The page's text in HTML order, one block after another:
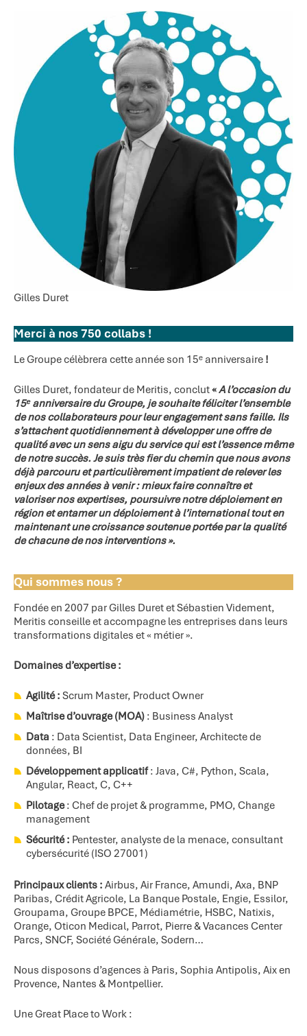
Gilles Duret
Merci à nos 750 collabs !
Le Groupe célèbrera cette année son 15ᵉ anniversaire !
Gilles Duret, fondateur de Meritis, conclut«A l’occasion du
15ᵉ anniversaire du Groupe, je souhaite féliciter l’ensemble
de nos collaborateurs pour leur engagement sans faille. Ils
s’attachent quotidiennement à développer une offre de
qualité avec un sens aigu du service qui est l’essence même
de notre succès. Je suis très fier du chemin que nous avons
déjà parcouru et particulièrement impatient de relever les
enjeux des années à venir : mieux faire connaître et
valoriser nos expertises, poursuivre notre déploiement en
région et entamer un déploiement à l’international tout en
maintenant une croissance soutenue portée par la qualité
de chacune de nos interventions ».
Qui sommes nous ?
Fondée en 2007 par Gilles Duret et Sébastien Videment,
Meritis conseille et accompagne les entreprises dans leurs
transformations digitales et « métier ».
Domaines d’expertise :
Agilité : Scrum Master, Product Owner
Maîtrise d’ouvrage (MOA) : Business Analyst
Data : Data Scientist, Data Engineer, Architecte de
données, BI
Développement applicatif: Java, C#, Python, Scala,
Angular, React, C, C++
Pilotage: Chef de projet & programme, PMO, Change
management
Sécurité : Pentester, analyste de la menace, consultant
cybersécurité (ISO 27001)
Principaux clients : Airbus, Air France, Amundi, Axa, BNP
Paribas, Crédit Agricole, La Banque Postale, Engie, Essilor,
Groupama, Groupe BPCE, Médiamétrie, HSBC, Natixis,
Orange, Oticon Medical, Parrot, Pierre & Vacances Center
Parcs, SNCF, Société Générale, Sodern…
Nous disposons d’agences à Paris, Sophia Antipolis, Aix en
Provence, Nantes & Montpellier.
Une Great Place to Work :